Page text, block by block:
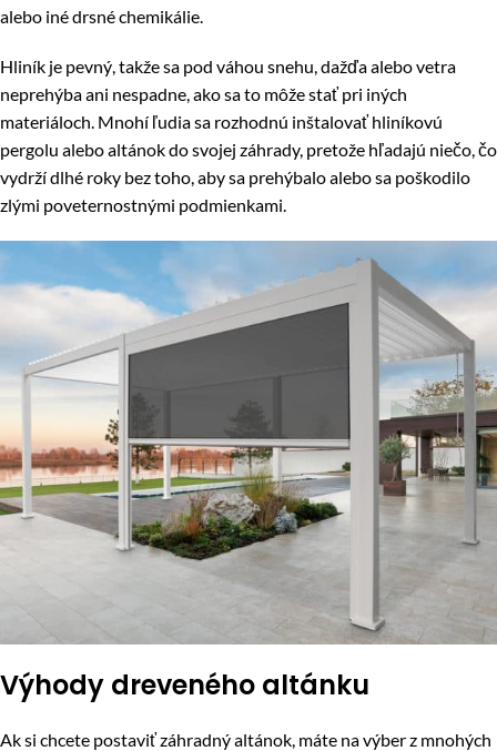
alebo iné drsné chemikálie.
Hliník je pevný, takže sa pod váhou snehu, dažďa alebo vetra
neprehýba ani nespadne, ako sa to môže stať pri iných
materiáloch. Mnohí ľudia sa rozhodnú inštalovať hliníkovú
pergolu alebo altánok do svojej záhrady, pretože hľadajú niečo, čo
vydrží dlhé roky bez toho, aby sa prehýbalo alebo sa poškodilo
zlými poveternostnými podmienkami.
Výhody dreveného altánku
Ak si chcete postaviť záhradný altánok, máte na výber z mnohých